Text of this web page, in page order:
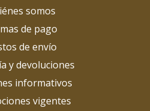
somos
de pago
de envío
y devoluciones
informativos
vigentes